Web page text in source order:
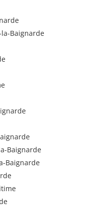
Baignarde
Baignarde
Baignarde